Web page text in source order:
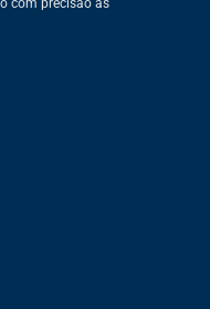
com precisão às